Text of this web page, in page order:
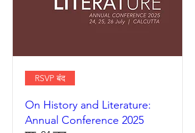
RSVP बंद
On History and Literature:
Annual Conference 2025